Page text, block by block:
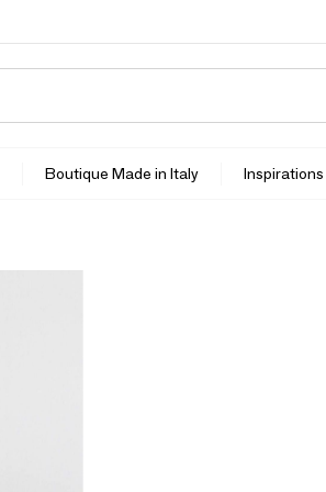
Boutique Made in Italy Inspirations